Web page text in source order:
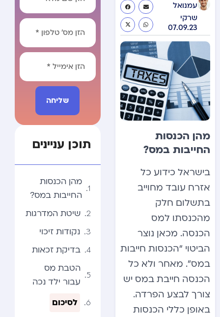
עמנואל
שרקי
07.09.23
מהן הכנסות
החייבות במס?
בישראל כידוע כל
אזרח עובד מחוייב
בתשלום חלק
מהכנסתו למס
הכנסה. מכאן נוצר
הביטוי “הכנסות חייבות
במס”. מאחר ולא כל
הכנסה חייבת במס יש
צורך לבצע הפרדה.
באופן כללי הכנסות
שליחה
Alternative:
תוכן עניינים
מהן הכנסות
החייבות במס?
שיטת המדרגות
נקודות זיכוי
בדיקת זכאות
הטבת מס
עבור ילד נכה
לסיכום